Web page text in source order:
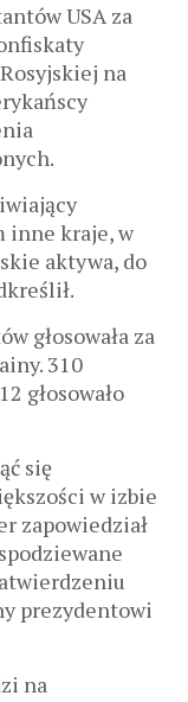
USA za
na
inne kraje, w
aktywa, do
głosowała za
310
głosowało
się
w izbie
zapowiedział
prezydentowi
na